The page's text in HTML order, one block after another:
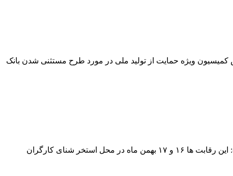
بررسی گزارش کمیسیون ویژه حمایت از تولید ملی در مورد طرح مستثنی شدن بانک
خراسان شمالی رقابت‌های شنای کارگران را میزبانی می‌کند رئیس هیات ورزش های کارگری خراسان شمالی روز سه شنبه اظهار داشت: این رقابت ها ۱۶ و ۱۷ بهمن ماه در محل استخر شنای کارگران